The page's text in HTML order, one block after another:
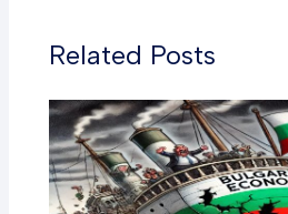
Related Posts